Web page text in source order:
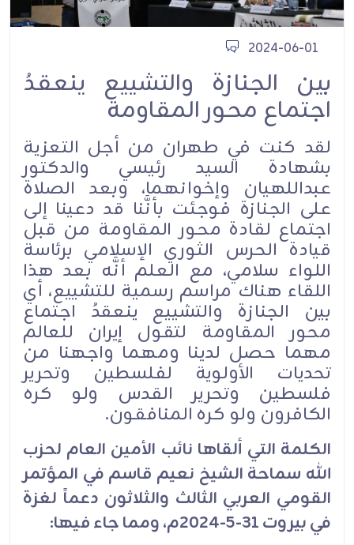
2024-06-01
بين الجنازة والتشييع ينعقدُ
اجتماع محور المقاومة
لقد كنت في طهران من أجل التعزية
بشهادة السيد رئيسي والدكتور
عبداللهيان وإخوانهما، وبعد الصلاة
على الجنازة فوجئت بأنَّنا قد دعينا إلى
اجتماع لقادة محور المقاومة من قبل
قيادة الحرس الثوري الإسلامي برئاسة
اللواء سلامي، مع العلم أنَّه بعد هذا
اللقاء هناك مراسم رسمية للتشييع، أي
بين الجنازة والتشييع ينعقدُ اجتماع
محور المقاومة لتقول إيران للعالم
مهما حصل لدينا ومهما واجهنا من
تحديات الأولوية لفلسطين وتحرير
فلسطين وتحرير القدس ولو كره
الكافرون ولو كره المنافقون.
الكلمة التي ألقاها نائب الأمين العام لحزب
الله سماحة الشيخ نعيم قاسم في المؤتمر
القومي العربي الثالث والثلاثون دعماً لغزة
في بيروت 31-5-2024م، ومما جاء فيها: